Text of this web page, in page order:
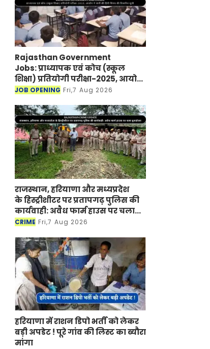
Rajasthan Government
Jobs: प्राध्यापक एवं कोच (स्कूल
शिक्षा) प्रतियोगी परीक्षा-2025, आयोग
ने जारी की हिंदी विषय की विचारित
JOB OPENING Fri,7 Aug 2026
राजस्थान, हरियाणा और मध्यप्रदेश
के हिस्ट्रीशीटर पर प्रतापगढ़ पुलिस की
कार्यवाही: अवैध फार्म हाउस पर चला
बुलडोजर
CRIME Fri,7 Aug 2026
हरियाणा में राशन डिपो भर्ती को लेकर
बड़ी अपडेट ! पूरे गांव की लिस्ट का ब्यौरा
मांगा